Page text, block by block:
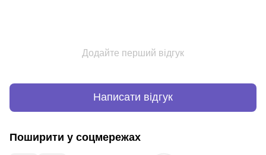
Додайте перший відгук
Написати відгук
Поширити у соцмережах